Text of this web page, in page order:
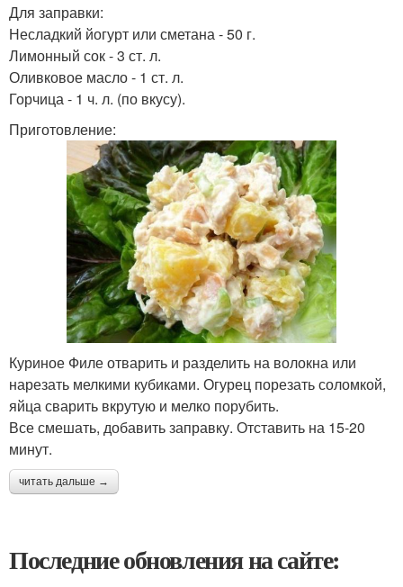
Для заправки:
Несладкий йогурт или сметана - 50 г.
Лимонный сок - 3 ст. л.
Оливковое масло - 1 ст. л.
Горчица - 1 ч. л. (по вкусу).
Приготовление:
Куриное Филе отварить и разделить на волокна или
нарезать мелкими кубиками. Огурец порезать соломкой,
яйца сварить вкрутую и мелко порубить.
Все смешать, добавить заправку. Отставить на 15-20
минут.
читать дальше →
Последние обновления на сайте: